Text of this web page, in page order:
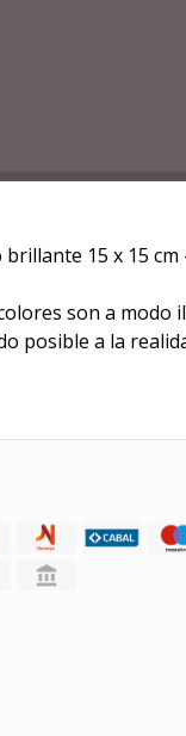
15 x 15 cm
son a
posible a la